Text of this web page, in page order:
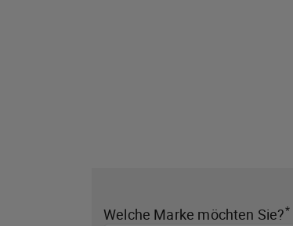
Welche Marke möchten Sie?*